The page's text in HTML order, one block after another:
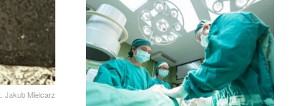
Jakub Mielcarz